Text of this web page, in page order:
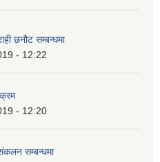
छनौट सम्बन्धमा
- 12:22
- 12:20
सम्बन्धमा